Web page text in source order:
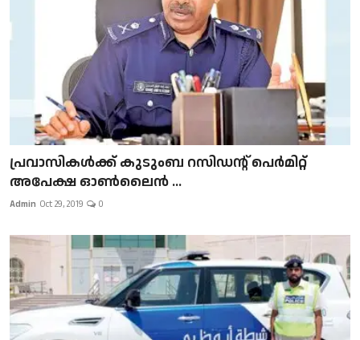
പ്രവാസികള്‍ക്ക് കുടുംബ റസിഡന്റ് പെർമിറ്റ്
അപേക്ഷ ഓൺലൈൻ ...
Admin Oct 29, 2019 0